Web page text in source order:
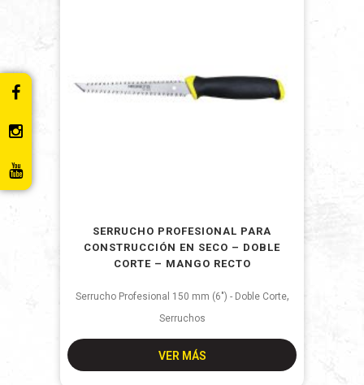
SERRUCHO PROFESIONAL PARA
CONSTRUCCIÓN EN SECO – DOBLE
CORTE – MANGO RECTO
Serrucho Profesional 150 mm (6") - Doble Corte,
Serruchos
VER MÁS